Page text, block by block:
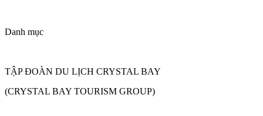
Danh mục
TẬP ĐOÀN DU LỊCH CRYSTAL BAY
(CRYSTAL BAY TOURISM GROUP)